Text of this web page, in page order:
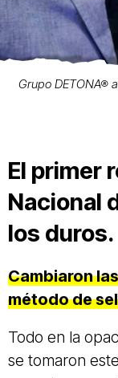
Grupo DETONA®
El primer
Nacional
los duros.
Cambiaron
método de
Todo en la
se tomaron